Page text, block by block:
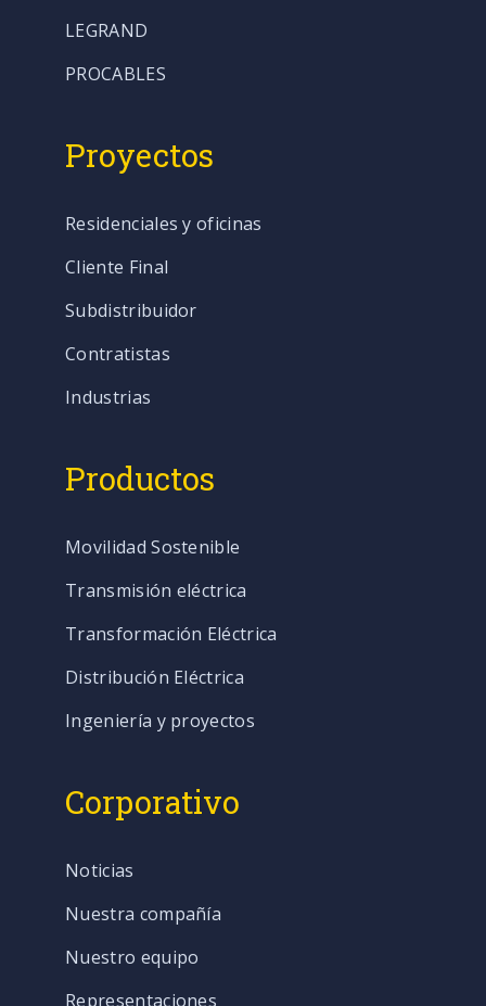
LEGRAND
PROCABLES
Proyectos
Residenciales y oficinas
Cliente Final
Subdistribuidor
Contratistas
Industrias
Productos
Movilidad Sostenible
Transmisión eléctrica
Transformación Eléctrica
Distribución Eléctrica
Ingeniería y proyectos
Corporativo
Noticias
Nuestra compañía
Nuestro equipo
Representaciones